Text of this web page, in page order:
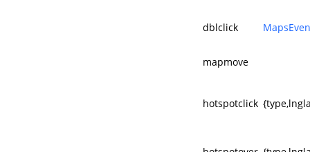
dblclick
mapmove
hotspotclick